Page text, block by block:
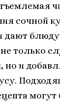
сочной
дают блюду
только
но и
могут